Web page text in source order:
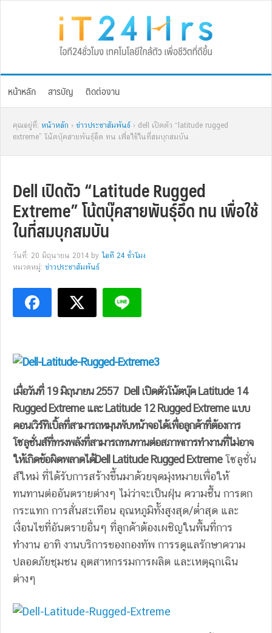
หน้าหลัก สารบัญ ติดต่องาน
คุณอยู่ที่: หน้าหลัก › ข่าวประชาสัมพันธ์ › dell เปิดตัว “latitude rugged
extreme” โน้ตบุ๊คสายพันธุ์อึด ทน เพื่อใช้ในที่สมบุกสมบัน
Dell เปิดตัว “Latitude Rugged
Extreme” โน้ตบุ๊คสายพันธุ์อึด ทน เพื่อใช้
ในที่สมบุกสมบัน
วันที่: 20 มิถุนายน 2014 by ไอที 24 ชั่วโมง
หมวดหมู่: ข่าวประชาสัมพันธ์
เมื่อวันที่19มิถุนายน2557 Dell เปิดตัวโน้ตบุ๊ค Latitude 14
Rugged Extreme และ Latitude 12 Rugged Extreme แบบ
คอนเวิร์ทิเบิ้ลที่สามารถหมุนพับหน้าจอได้เพื่อลูกค้าที่ต้องการ
โซลูชั่นส์ที่ทรงพลังที่สามารถทนทานต่อสภาพการทำงานที่ไม่อาจ
ให้เกิดข้อผิดพลาดได้Dell Latitude Rugged Extremeโซลูชั่น
ส์ใหม่ ที่ได้รับการสร้างขึ้นมาด้วยจุดมุ่งหมายเพื่อให้
ทนทานต่ออันตรายต่างๆ ไม่ว่าจะเป็นฝุ่น ความชื้น การตก
กระแทก การสั่นสะเทือน อุณหภูมิทั้งสูงสุด/ต่ำสุด และ
เงื่อนไขที่อันตรายอื่นๆ ที่ลูกค้าต้องเผชิญในพื้นที่การ
ทำงาน อาทิ งานบริการของกองทัพ การรดูแลรักษาความ
ปลอดภัยชุมชน อุตสาหกรรมการผลิต และเหตุฉุกเฉิน
ต่างๆ